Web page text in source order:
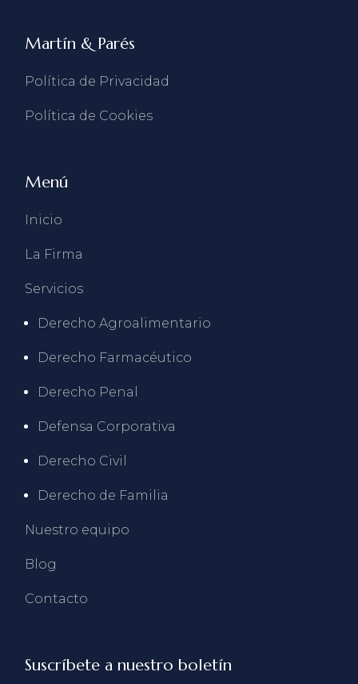
Martín & Parés
Política de Privacidad
Política de Cookies
Menú
Inicio
La Firma
Servicios
Derecho Agroalimentario
Derecho Farmacéutico
Derecho Penal
Defensa Corporativa
Derecho Civil
Derecho de Familia
Nuestro equipo
Blog
Contacto
Suscríbete a nuestro boletín